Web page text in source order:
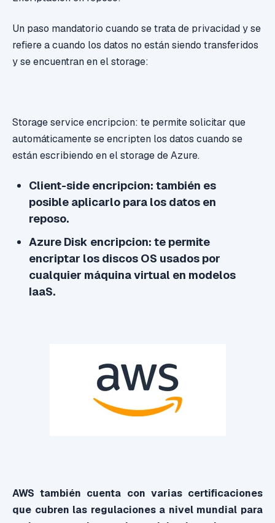
Un paso mandatorio cuando se trata de privacidad y se
refiere a cuando los datos no están siendo transferidos
y se encuentran en el storage:
Storage service encripcion: te permite solicitar que
automáticamente se encripten los datos cuando se
están escribiendo en el storage de Azure.
Client-side encripcion: también es
posible aplicarlo para los datos en
reposo.
Azure Disk encripcion: te permite
encriptar los discos OS usados por
cualquier máquina virtual en modelos
IaaS.
AWS también cuenta con varias certificaciones
que cubren las regulaciones a nivel mundial para